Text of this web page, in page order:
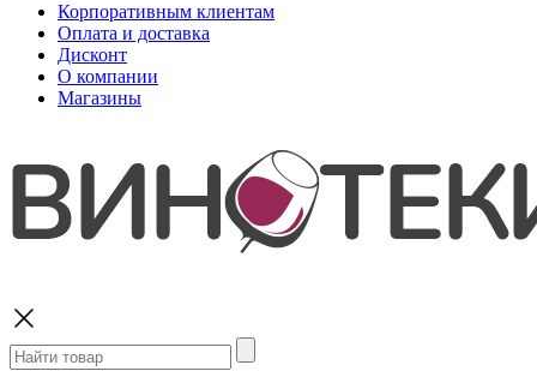
Корпоративным клиентам
Оплата и доставка
Дисконт
О компании
Магазины